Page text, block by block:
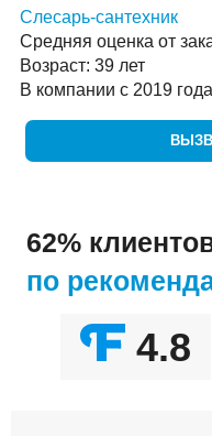
Слесарь-сантехник
Средняя оценка от
Возраст: 39 лет
В компании с 2019 года
62%
по
4.8